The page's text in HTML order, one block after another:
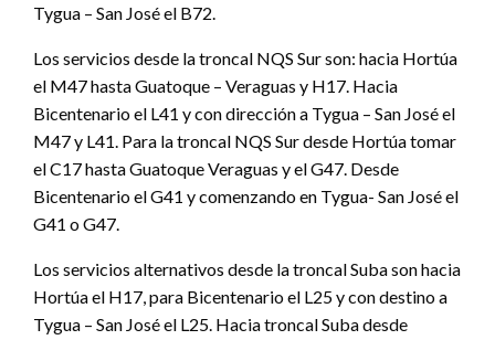
Tygua – San José el B72.
Los servicios desde la troncal NQS Sur son: hacia Hortúa
el M47 hasta Guatoque – Veraguas y H17. Hacia
Bicentenario el L41 y con dirección a Tygua – San José el
M47 y L41. Para la troncal NQS Sur desde Hortúa tomar
el C17 hasta Guatoque Veraguas y el G47. Desde
Bicentenario el G41 y comenzando en Tygua- San José el
G41 o G47.
Los servicios alternativos desde la troncal Suba son hacia
Hortúa el H17, para Bicentenario el L25 y con destino a
Tygua – San José el L25. Hacia troncal Suba desde